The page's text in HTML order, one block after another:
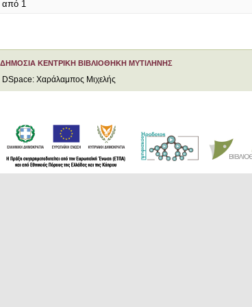
από 1
ΔΗΜΟΣΙΑ ΚΕΝΤΡΙΚΗ ΒΙΒΛΙΟΘΗΚΗ ΜΥΤΙΛΗΝΗΣ
Χαράλαμπος Μιχελής